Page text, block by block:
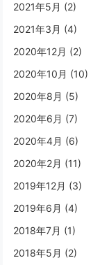
2021年5月 (2)
2021年3月 (4)
2020年12月 (2)
2020年10月 (10)
2020年8月 (5)
2020年6月 (7)
2020年4月 (6)
2020年2月 (11)
2019年12月 (3)
2019年6月 (4)
2018年7月 (1)
2018年5月 (2)